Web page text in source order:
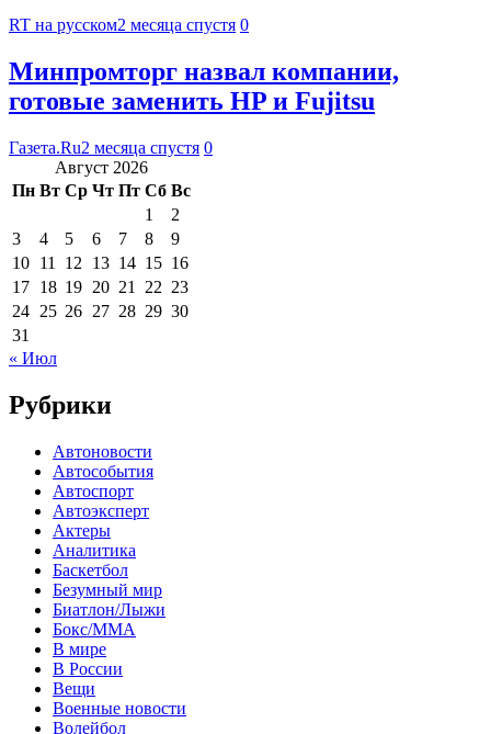
RT на русском2 месяца спустя 0
Минпромторг назвал компании,
готовые заменить HP и Fujitsu
Газета.Ru2 месяца спустя 0
Август 2026
Пн Вт Ср Чт Пт Сб Вс
1
2
3
4 5 6 7 8
9
10 11 12 13 14 15 16
17 18 19 20 21 22 23
24 25 26 27 28 29 30
31
« Июл
Рубрики
Автоновости
Автособытия
Автоспорт
Автоэксперт
Актеры
Аналитика
Баскетбол
Безумный мир
Биатлон/Лыжи
Бокс/MMA
В мире
В России
Вещи
Военные новости
Волейбол